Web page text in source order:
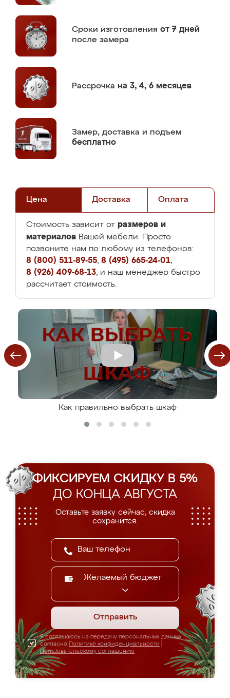
Сроки изготовления от 7 дней
после замера
Рассрочка на 3, 4, 6 месяцев
Замер, доставка и подъем
бесплатно
Цена Доставка Оплата
Стоимость зависит от размеров и
материалов Вашей мебели. Просто
позвоните нам по любому из телефонов:
8 (800) 511-89-55, 8 (495) 665-24-01,
8 (926) 409-68-13, и наш менеджер быстро
рассчитает стоимость.
Как правильно выбрать шкаф
ФИКСИРУЕМ СКИДКУ В 5%
ДО КОНЦА АВГУСТА
Оставьте заявку сейчас, скидка
сохранится.
Желаемый бюджет
Отправить
Я соглашаюсь на передачу персональных данных
согласно Политике конфиденциальности
Пользовательскому соглашению